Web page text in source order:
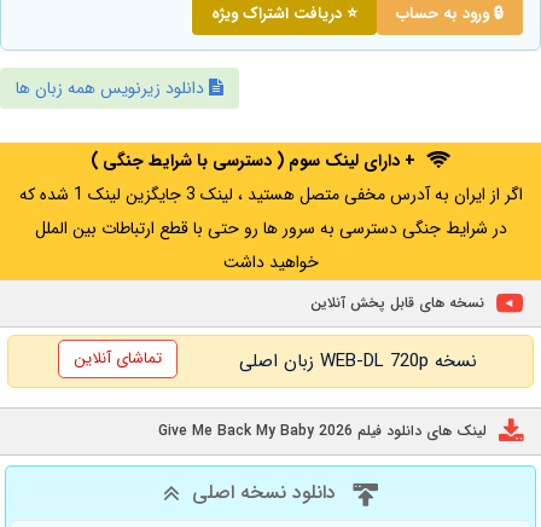
🔒 ورود به حساب ⭐ دریافت اشتراک ویژه
دانلود زیرنویس همه زبان ها
+ دارای لینک سوم ( دسترسی با شرایط جنگی )
اگر از ایران به آدرس مخفی متصل هستید ، لینک 3 جایگزین لینک 1 شده که
در شرایط جنگی دسترسی به سرور ها رو حتی با قطع ارتباطات بین الملل
خواهید داشت
نسخه های قابل پخش آنلاین
نسخه WEB-DL 720p زبان اصلی تماشای آنلاین
لینک های دانلود فیلم Give Me Back My Baby 2026
دانلود نسخه اصلی